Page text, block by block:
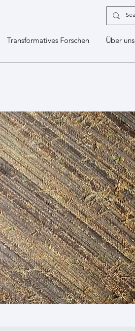
Transformatives Forschen Über uns